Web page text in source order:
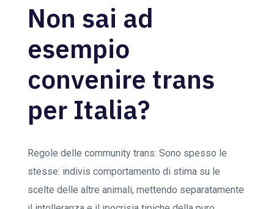
Non sai ad
esempio
convenire trans
per Italia?
Regole delle community trans: Sono spesso le
stesse: indivis comportamento di stima su le
scelte delle altre animali, mettendo separatamente